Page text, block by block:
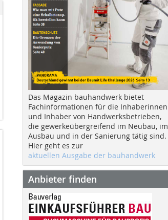
Das Magazin bauhandwerk bietet
Fachinformationen für die Inhaberinnen
und Inhaber von Handwerksbetrieben,
die gewerkeübergreifend im Neubau, im
Ausbau und in der Sanierung tätig sind.
Hier geht es zur
aktuellen Ausgabe der bauhandwerk
Anbieter finden